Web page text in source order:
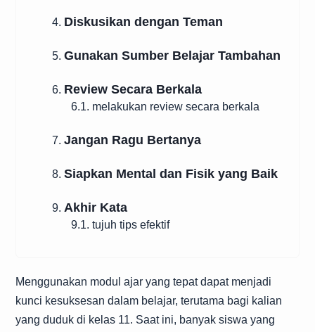
4. Diskusikan dengan Teman
5. Gunakan Sumber Belajar Tambahan
6. Review Secara Berkala
6.1. melakukan review secara berkala
7. Jangan Ragu Bertanya
8. Siapkan Mental dan Fisik yang Baik
9. Akhir Kata
9.1. tujuh tips efektif
Menggunakan modul ajar yang tepat dapat menjadi
kunci kesuksesan dalam belajar, terutama bagi kalian
yang duduk di kelas 11. Saat ini, banyak siswa yang